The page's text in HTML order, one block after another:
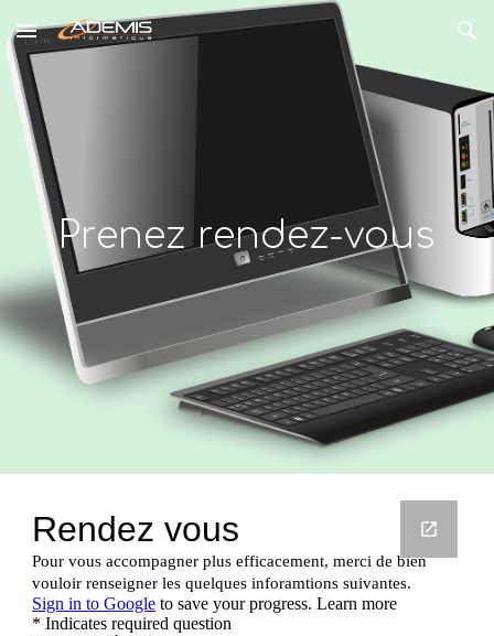
Skip to main content Skip to navigation
Prenez rendez-vous